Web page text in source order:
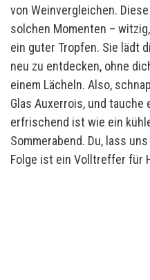
von Weinvergleichen.
solchen Momenten –
ein guter Tropfen. Sie lädt
neu zu entdecken, ohne
einem Lächeln. Also,
Glas Auxerrois, und tauche
erfrischend ist wie ein
Sommerabend. Du, lass
Folge ist ein Volltreffer für